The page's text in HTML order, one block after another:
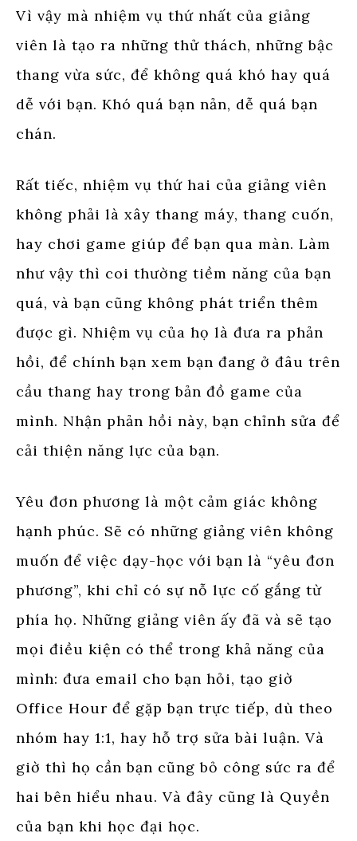
Vì vậy mà nhiệm vụ thứ nhất của giảng
viên là tạo ra những thử thách, những bậc
thang vừa sức, để không quá khó hay quá
dễ với bạn. Khó quá bạn nản, dễ quá bạn
chán.
Rất tiếc, nhiệm vụ thứ hai của giảng viên
không phải là xây thang máy, thang cuốn,
hay chơi game giúp để bạn qua màn. Làm
như vậy thì coi thường tiềm năng của bạn
quá, và bạn cũng không phát triển thêm
được gì. Nhiệm vụ của họ là đưa ra phản
hồi, để chính bạn xem bạn đang ở đâu trên
cầu thang hay trong bản đồ game của
mình. Nhận phản hồi này, bạn chỉnh sửa để
cải thiện năng lực của bạn.
Yêu đơn phương là một cảm giác không
hạnh phúc. Sẽ có những giảng viên không
muốn để việc dạy-học với bạn là “yêu đơn
phương”, khi chỉ có sự nỗ lực cố gắng từ
phía họ. Những giảng viên ấy đã và sẽ tạo
mọi điều kiện có thể trong khả năng của
mình: đưa email cho bạn hỏi, tạo giờ
Office Hour để gặp bạn trực tiếp, dù theo
nhóm hay 1:1, hay hỗ trợ sửa bài luận. Và
giờ thì họ cần bạn cũng bỏ công sức ra để
hai bên hiểu nhau. Và đây cũng là Quyền
của bạn khi học đại học.